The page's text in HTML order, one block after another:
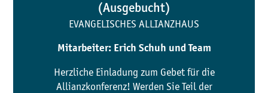
(Ausgebucht)
EVANGELISCHES ALLIANZHAUS
Mitarbeiter: Erich Schuh und Team
Herzliche Einladung zum Gebet für die
Allianzkonferenz! Werden Sie Teil der